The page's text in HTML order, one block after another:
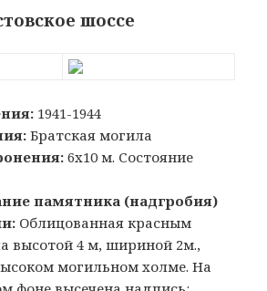
шоссе
1941-1944
Братская могила
6х10 м. Состояние
памятника (надгробия)
Облицованная красным
высотой 4 м, шириной 2м.,
могильном холме. На